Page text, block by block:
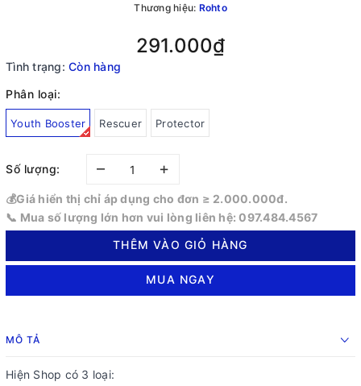
Thương hiệu: Rohto
291.000₫
Tình trạng: Còn hàng
Phân loại:
Youth Booster Rescuer Protector
Số lượng: – +
💰Giá hiển thị chỉ áp dụng cho đơn ≥ 2.000.000đ.
📞 Mua số lượng lớn hơn vui lòng liên hệ: 097.484.4567
THÊM VÀO GIỎ HÀNG
MUA NGAY
MÔ TẢ
Hiện Shop có 3 loại: